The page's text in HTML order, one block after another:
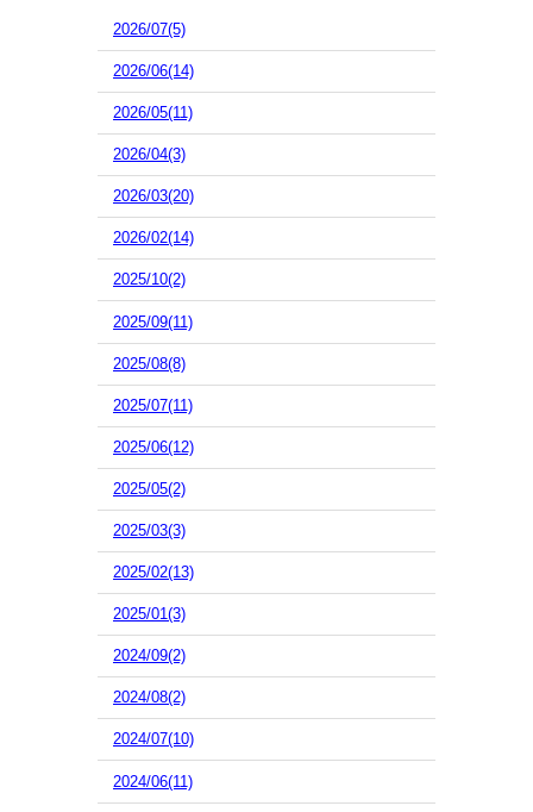
2026/07(5)
2026/06(14)
2026/05(11)
2026/04(3)
2026/03(20)
2026/02(14)
2025/10(2)
2025/09(11)
2025/08(8)
2025/07(11)
2025/06(12)
2025/05(2)
2025/03(3)
2025/02(13)
2025/01(3)
2024/09(2)
2024/08(2)
2024/07(10)
2024/06(11)